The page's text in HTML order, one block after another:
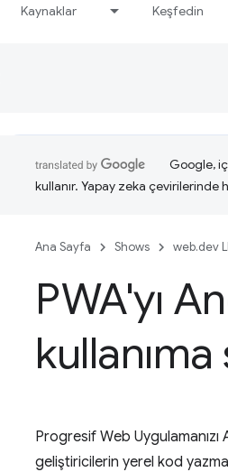
Kaynaklar Keşfedin
Google,
kullanır. Yapay zeka çevirilerinde
Ana Sayfa Shows web.dev
PWA'yı
Progresif Web Uygulamanızı
geliştiricilerin yerel kod